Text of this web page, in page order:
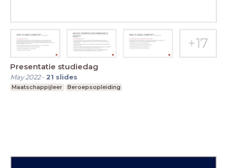
Presentatie studiedag
May 2022- 21 slides
Maatschappijleer Beroepsopleiding